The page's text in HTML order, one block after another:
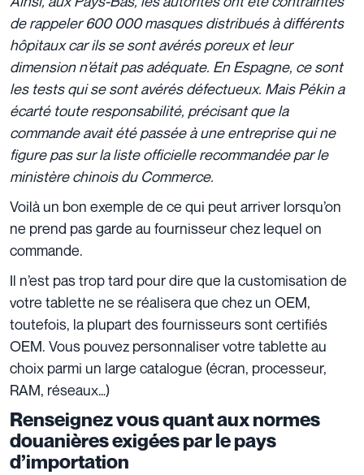
de rappeler 600 000 masques distribués à différents
hôpitaux car ils se sont avérés poreux et leur
dimension n’était pas adéquate. En Espagne, ce sont
les tests qui se sont avérés défectueux. Mais Pékin a
écarté toute responsabilité, précisant que la
commande avait été passée à une entreprise qui ne
figure pas sur la liste officielle recommandée par le
ministère chinois du Commerce.
Voilà un bon exemple de ce qui peut arriver lorsqu’on
ne prend pas garde au fournisseur chez lequel on
commande.
Il n’est pas trop tard pour dire que la customisation de
votre tablette ne se réalisera que chez un OEM,
toutefois, la plupart des fournisseurs sont certifiés
OEM. Vous pouvez personnaliser votre tablette au
choix parmi un large catalogue (écran, processeur,
RAM, réseaux…)
Renseignez vous quant aux normes
douanières exigées par le pays
d’importation